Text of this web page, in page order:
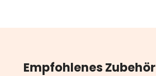
Empfohlenes Zubehör